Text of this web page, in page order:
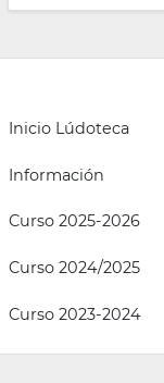
Inicio Lúdoteca
Información
Curso 2025-2026
Curso 2024/2025
Curso 2023-2024